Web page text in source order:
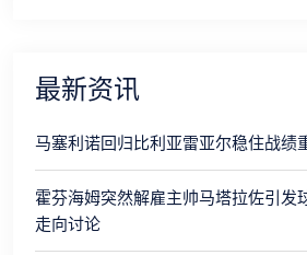
最新资讯
马塞利诺回归比利亚雷亚尔稳住战绩
霍芬海姆突然解雇主帅马塔拉佐引发
走向讨论